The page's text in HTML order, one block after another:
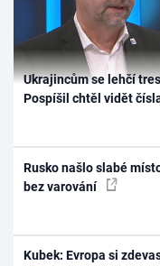
Ukrajincům se lehčí
Pospíšil chtěl vidět
Rusko našlo slabé
bez varování
Kubek: Evropa si